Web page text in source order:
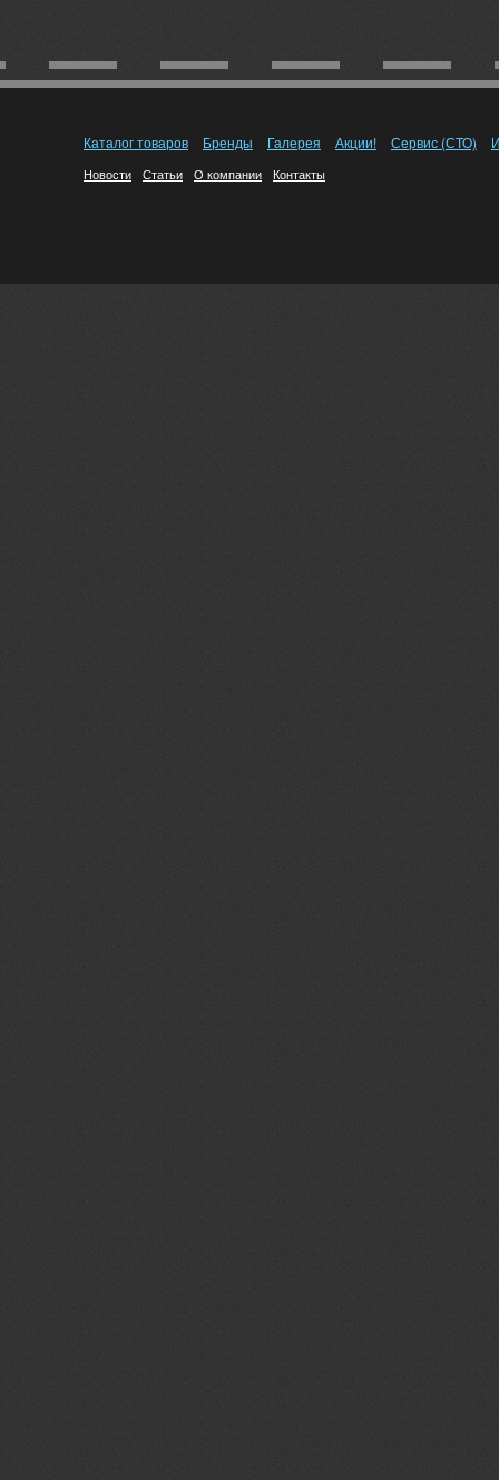
Каталог товаров Бренды Галерея Акции! Сервис (СТО)
Новости Статьи О компании Контакты